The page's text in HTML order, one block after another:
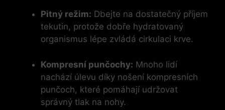
Pitný režim: Dbejte na dostatečný příjem
tekutin, protože dobře hydratovaný
organismus lépe zvládá cirkulaci krve.
Kompresní punčochy: Mnoho lidí
nachází úlevu díky nošení kompresních
punčoch, které pomáhají udržovat
správný tlak na nohy.